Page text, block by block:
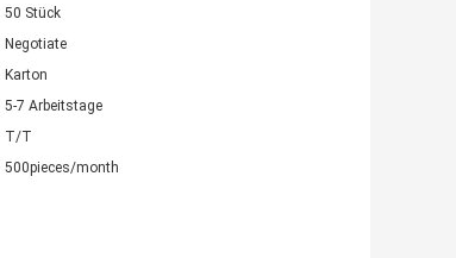
50 Stück
Negotiate
Karton
5-7 Arbeitstage
T/T
500pieces/month